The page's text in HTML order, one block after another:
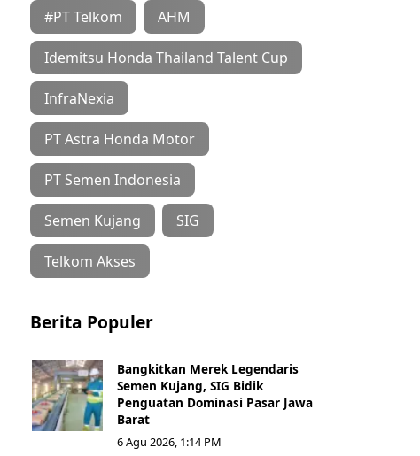
#PT Telkom AHM
Idemitsu Honda Thailand Talent Cup
InfraNexia
PT Astra Honda Motor
PT Semen Indonesia
Semen Kujang SIG
Telkom Akses
Berita Populer
Bangkitkan Merek Legendaris
Semen Kujang, SIG Bidik
Penguatan Dominasi Pasar Jawa
Barat
6 Agu 2026, 1:14 PM